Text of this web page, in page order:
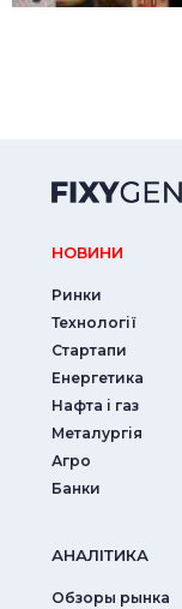
НОВИНИ
Ринки
Технології
Стартапи
Енергетика
Нафта і газ
Металургія
Агро
Банки
АНАЛIТИКА
Обзоры рынка